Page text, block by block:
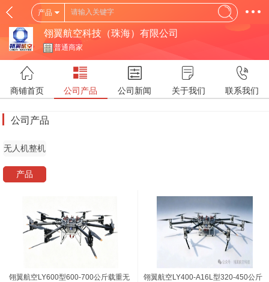
产品
翎翼航空科技（珠海）有限公司
普通商家
商铺首页 公司产品 公司新闻 关于我们 联系我们
公司产品
无人机整机
产品
翎翼航空LY600型600-700公斤载重无
翎翼航空LY400-A16L型320-450公斤